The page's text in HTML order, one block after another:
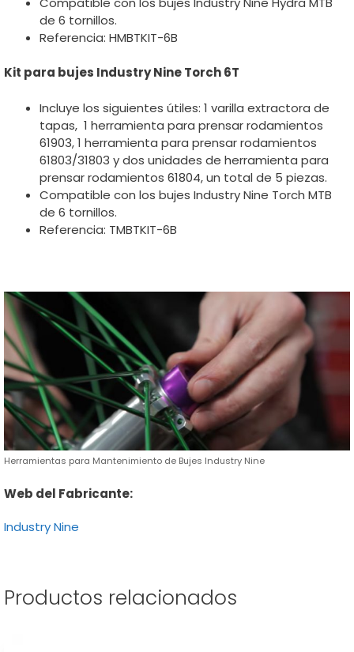
de 6 tornillos.
Referencia: HMBTKIT-6B
Kit para bujes Industry Nine Torch 6T
Incluye los siguientes útiles: 1 varilla extractora de
tapas, 1 herramienta para prensar rodamientos
61903, 1 herramienta para prensar rodamientos
61803/31803 y dos unidades de herramienta para
prensar rodamientos 61804, un total de 5 piezas.
Compatible con los bujes Industry Nine Torch MTB
de 6 tornillos.
Referencia: TMBTKIT-6B
Herramientas para Mantenimiento de Bujes Industry Nine
Web del Fabricante:
Industry Nine
Productos relacionados